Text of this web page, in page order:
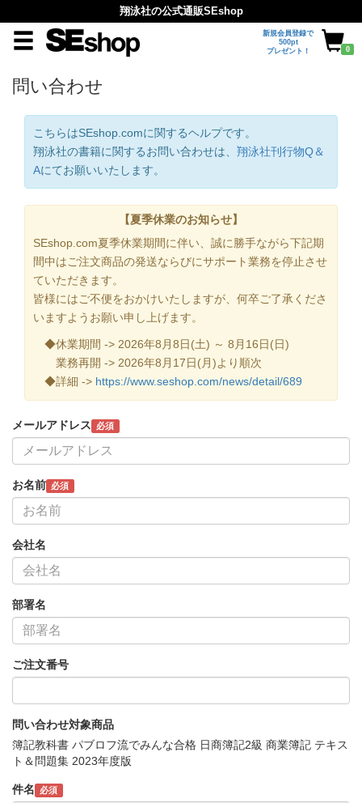
翔泳社の公式通販SEshop
新規会員登録で
500pt
プレゼント！
0
問い合わせ
こちらはSEshop.comに関するヘルプです。
翔泳社の書籍に関するお問い合わせは、 翔泳社刊行物Q＆
Aにてお願いいたします。
【夏季休業のお知らせ】
SEshop.com夏季休業期間に伴い、誠に勝手ながら下記期
間中はご注文商品の発送ならびにサポート業務を停止させ
ていただきます。
皆様にはご不便をおかけいたしますが、何卒ご了承くださ
いますようお願い申し上げます。
◆休業期間 -> 2026年8月8日(土) ～ 8月16日(日)
業務再開 -> 2026年8月17日(月)より順次
◆詳細 -> https://www.seshop.com/news/detail/689
メールアドレス 必須
お名前 必須
会社名
部署名
ご注文番号
問い合わせ対象商品
簿記教科書 パブロフ流でみんな合格 日商簿記2級 商業簿記 テキス
ト＆問題集 2023年度版
件名 必須